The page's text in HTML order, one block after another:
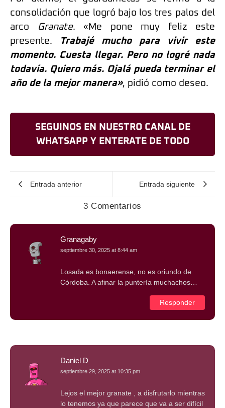
consolidación que logró bajo los tres palos del
arco
Granate. «Me pone muy feliz este
presente.
Trabajé mucho para vivir este
momento. Cuesta llegar. Pero no logré nada
todavía. Quiero más. Ojalá pueda terminar el
año de la mejor manera», pidió como deseo.
SEGUINOS EN NUESTRO CANAL DE
WHATSAPP Y ENTERATE DE TODO
Entrada anterior Entrada siguiente
3 Comentarios
Granagaby
septiembre 30, 2025 at 8:44 am
Losada es bonaerense, no es oriundo de
Córdoba. A afinar la puntería muchachos…
Responder
Daniel D
septiembre 29, 2025 at 10:35 pm
Lejos el mejor granate , a disfrutarlo mientras
lo tenemos ya que parece que va a ser difícil